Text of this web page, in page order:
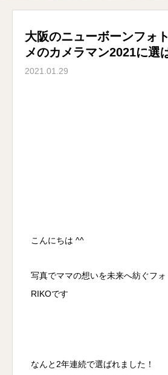
大阪のニューボーンフォ
メのカメラマン2021に選
2021.01.29
こんにちは ^^
写真でママの想いを未来へ紡ぐフ
RIKOです
なんと2年連続で選ばれました！